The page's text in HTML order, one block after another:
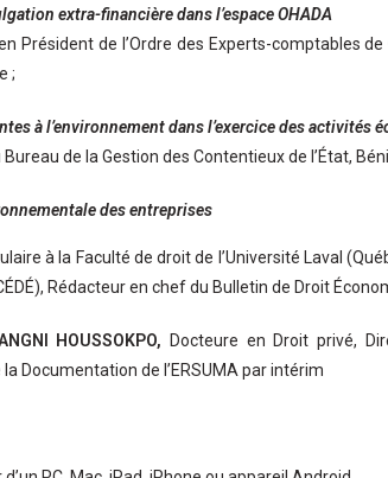
extra-financière dans l’espace OHADA
Président de l’Ordre des Experts-comptables de
;
à l’environnement dans l’exercice des activités
de la Gestion des Contentieux de l’État,
des entreprises
à la Faculté de droit de l’Université Laval
Rédacteur en chef du Bulletin de Droit
HOUSSOKPO,
Docteure en Droit privé,
Documentation de l’ERSUMA par intérim